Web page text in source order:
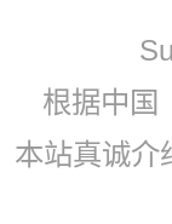
根据中国
本站真诚介